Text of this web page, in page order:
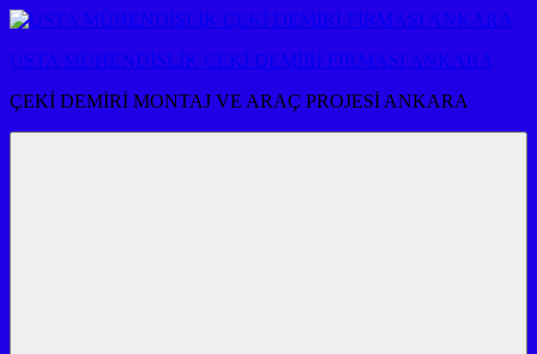
İçeriğe
USTA MÜHENDİSLİK ÇEKİ DEMİRİ FİRMASI ANKARA
ÇEKİ DEMİRİ MONTAJ VE ARAÇ PROJESİ ANKARA